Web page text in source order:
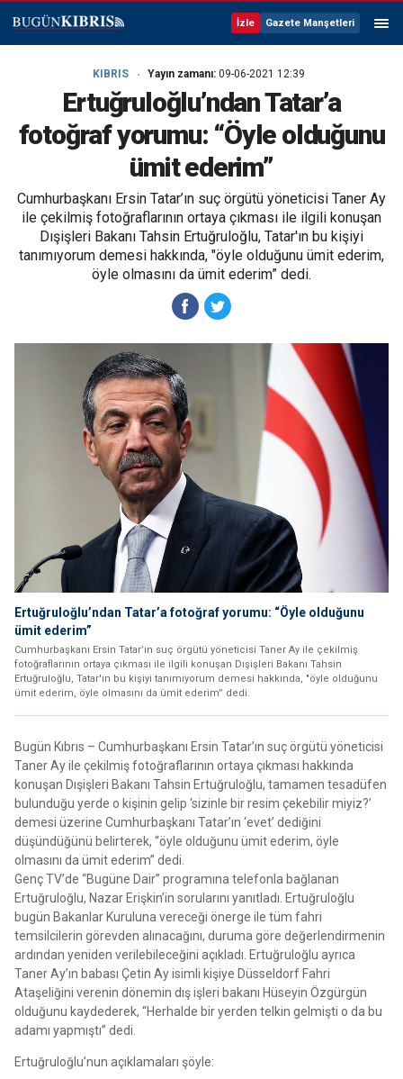
İzle Gazete Manşetleri
KIBRIS Yayın zamanı: 09-06-2021 12:39
Ertuğruloğlu’ndan Tatar’a
fotoğraf yorumu: “Öyle olduğunu
ümit ederim”
Cumhurbaşkanı Ersin Tatar’ın suç örgütü yöneticisi Taner Ay
ile çekilmiş fotoğraflarının ortaya çıkması ile ilgili konuşan
Dışişleri Bakanı Tahsin Ertuğruloğlu, Tatar'ın bu kişiyi
tanımıyorum demesi hakkında, "öyle olduğunu ümit ederim,
öyle olmasını da ümit ederim” dedi.
Ertuğruloğlu’ndan Tatar’a fotoğraf yorumu: “Öyle olduğunu
ümit ederim”
Cumhurbaşkanı Ersin Tatar’ın suç örgütü yöneticisi Taner Ay ile çekilmiş
fotoğraflarının ortaya çıkması ile ilgili konuşan Dışişleri Bakanı Tahsin
Ertuğruloğlu, Tatar'ın bu kişiyi tanımıyorum demesi hakkında, "öyle olduğunu
ümit ederim, öyle olmasını da ümit ederim” dedi.
Bugün Kıbrıs – Cumhurbaşkanı Ersin Tatar’ın suç örgütü yöneticisi
Taner Ay ile çekilmiş fotoğraflarının ortaya çıkması hakkında
konuşan Dışişleri Bakanı Tahsin Ertuğruloğlu, tamamen tesadüfen
bulunduğu yerde o kişinin gelip ‘sizinle bir resim çekebilir miyiz?’
demesi üzerine Cumhurbaşkanı Tatar’ın ‘evet’ dediğini
düşündüğünü belirterek, “öyle olduğunu ümit ederim, öyle
olmasını da ümit ederim” dedi.
Genç TV’de “Bugüne Dair” programına telefonla bağlanan
Ertuğruloğlu, Nazar Erişkin’in sorularını yanıtladı. Ertuğruloğlu
bugün Bakanlar Kuruluna vereceği önerge ile tüm fahri
temsilcilerin görevden alınacağını, duruma göre değerlendirmenin
ardından yeniden verilebileceğini açıkladı. Ertuğruloğlu ayrıca
Taner Ay’ın babası Çetin Ay isimli kişiye Düsseldorf Fahri
Ataşeliğini verenin dönemin dış işleri bakanı Hüseyin Özgürgün
olduğunu kaydederek, “Herhalde bir yerden telkin gelmişti o da bu
adamı yapmıştı” dedi.
Ertuğruloğlu’nun açıklamaları şöyle: